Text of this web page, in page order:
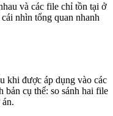
và các file chỉ tồn tại ở
nhìn tổng quan nhanh
khi được áp dụng vào các
cụ thể: so sánh hai file